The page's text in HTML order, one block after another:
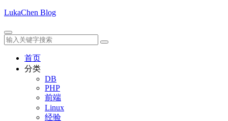
LukaChen Blog
首页
分类
DB
PHP
前端
Linux
经验